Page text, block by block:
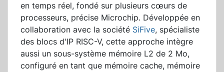
en temps réel, fondé sur plusieurs cœurs de
processeurs, précise Microchip. Développée en
collaboration avec la société SiFive, spécialiste
des blocs d'IP RISC-V, cette approche intègre
aussi un sous-système mémoire L2 de 2 Mo,
configuré en tant que mémoire cache, mémoire